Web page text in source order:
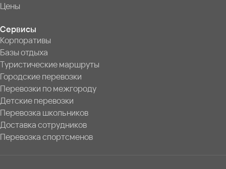
Цены
Сервисы
Корпоративы
Базы отдыха
Туристические маршруты
Городские перевозки
Перевозки по межгороду
Детские перевозки
Перевозка школьников
Доставка сотрудников
Перевозка спортсменов